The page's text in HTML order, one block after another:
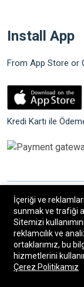
Install App
From App Store or
Kredi Kartı ile
©2026 Bilgin
Bilişim34®|
İçeriği ve
sunmak ve trafiği
Sitemizi
reklamcılık ve
ortaklarımız, bu
hizmetlerini
Çerez Politikamız